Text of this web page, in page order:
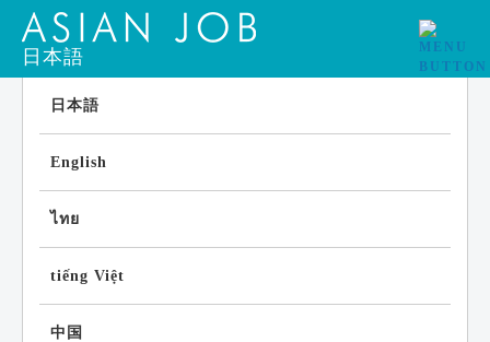
日本語
日本語
English
ไทย
tiếng Việt
中国